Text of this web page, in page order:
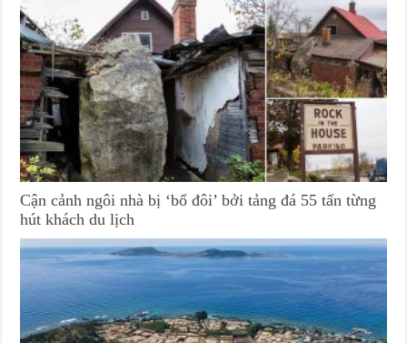
Cận cảnh ngôi nhà bị ‘bổ đôi’ bởi tảng đá 55 tấn từng
hút khách du lịch